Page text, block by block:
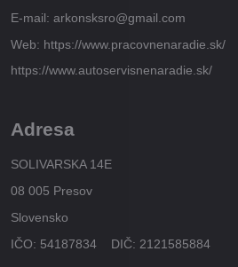
E-mail: arkonsksro@gmail.com
Web: https://www.pracovnenaradie.sk/
https://www.autoservisnenaradie.sk/
Adresa
SOLIVARSKA 14E
08 005 Presov
Slovensko
IČO: 54187834 DIČ: 2121585884